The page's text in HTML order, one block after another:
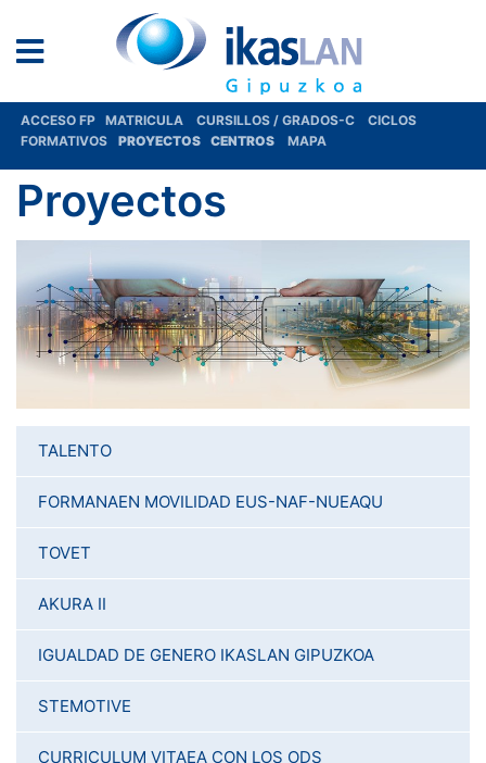
ACCESO FP MATRICULA CURSILLOS / GRADOS-C
CICLOS
FORMATIVOS
PROYECTOS CENTROS MAPA
Proyectos
TALENTO
FORMANAEN MOVILIDAD EUS-NAF-NUEAQU
TOVET
AKURA II
IGUALDAD DE GENERO IKASLAN GIPUZKOA
STEMOTIVE
CURRICULUM VITAEA CON LOS ODS